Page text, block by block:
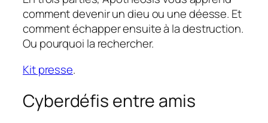
comment devenir un dieu ou une déesse. Et
comment échapper ensuite à la destruction.
Ou pourquoi la rechercher.
Kit presse.
Cyberdéfis entre amis